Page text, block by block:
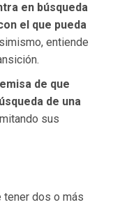
en búsqueda
el que pueda
entiende
de que
de una
sus
tener dos o más